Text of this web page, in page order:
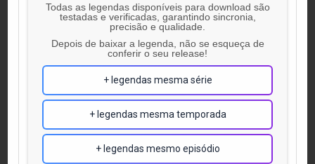
Todas as legendas disponíveis para download são
testadas e verificadas, garantindo sincronia,
precisão e qualidade.
Depois de baixar a legenda, não se esqueça de
conferir o seu release!
+ legendas mesma série
+ legendas mesma temporada
+ legendas mesmo episódio